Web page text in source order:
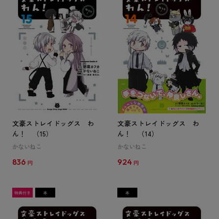
文豪ストレイドッグス わ
ん！ （15）
かないねこ
836 円
文豪ストレイドッグス わ
ん！ （14）
かないねこ
924 円